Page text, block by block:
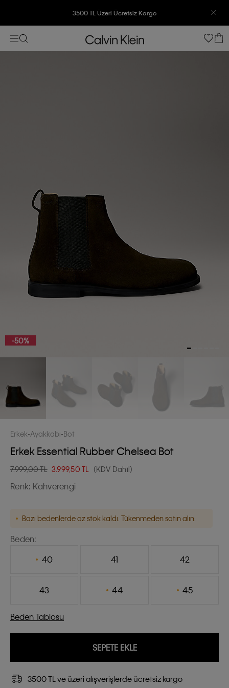
3500 TL Üzeri Ücretsiz Kargo
7500 TL Ve Üzeri Alışverişlerinizde 6 Taksit İmkanı
-50%
Erkek Ayakkabı Bot
Erkek Essential Rubber Chelsea Bot
7.999,00 TL 3.999,50 TL (KDV Dahil)
Renk: Kahverengi
Bazı bedenlerde az stok kaldı. Tükenmeden satın alın.
Beden:
40
41 42
43 44 45
Beden Tablosu
SEPETE EKLE
3500 TL ve üzeri alışverişlerde ücretsiz kargo